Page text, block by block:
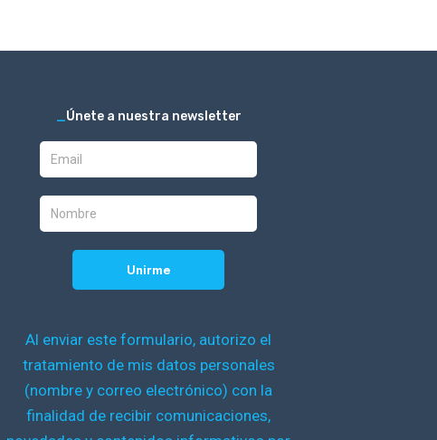
_Únete a nuestra newsletter
Al enviar este formulario, autorizo el
tratamiento de mis datos personales
(nombre y correo electrónico) con la
finalidad de recibir comunicaciones,